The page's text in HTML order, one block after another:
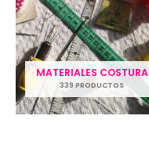
MATERIALES COSTURA
339 PRODUCTOS